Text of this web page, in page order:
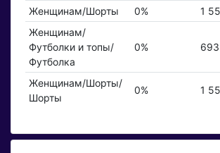
Женщинам/Шорты 0%
1
Женщинам/
Футболки и топы/
Футболка
0%
Женщинам/Шорты/
Шорты
0% 1